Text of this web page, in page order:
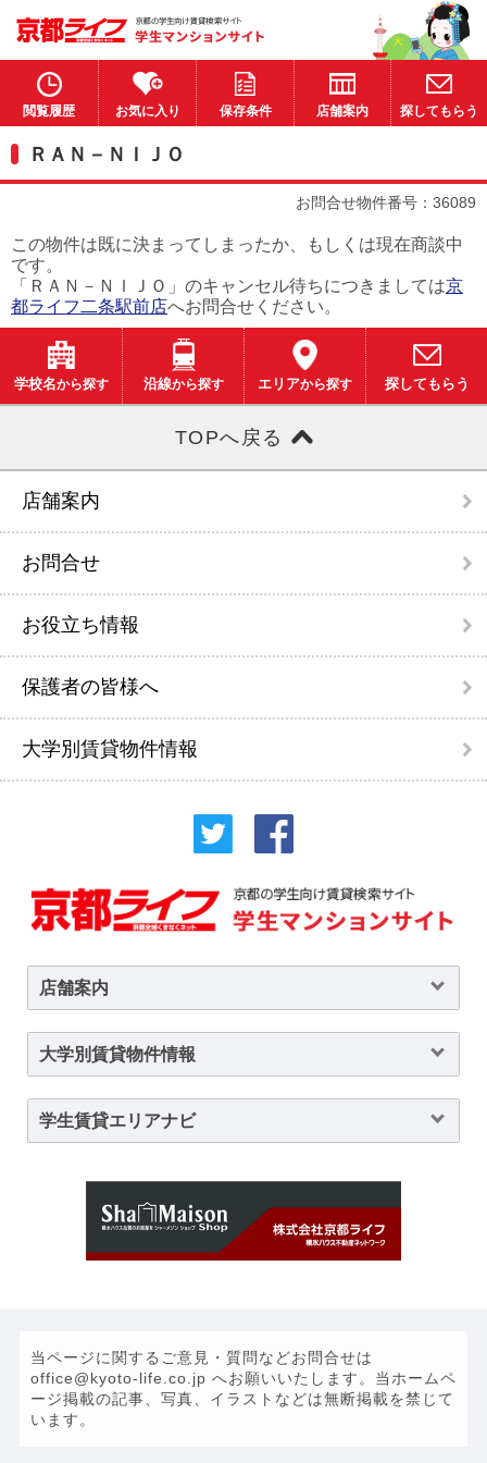
閲覧履歴 お気に入り 保存条件 店舗案内 探してもらう
ＲＡＮ－ＮＩＪＯ
お問合せ物件番号：36089
この物件は既に決まってしまったか、もしくは現在商談中
です。
「ＲＡＮ－ＮＩＪＯ」のキャンセル待ちにつきましては京
都ライフ二条駅前店へお問合せください。
学校名から探す 沿線から探す エリアから探す 探してもらう
TOPへ戻る
店舗案内
お問合せ
お役立ち情報
保護者の皆様へ
大学別賃貸物件情報
店舗案内
大学別賃貸物件情報
学生賃貸エリアナビ
当ページに関するご意見・質問などお問合せは
office@kyoto-life.co.jp へお願いいたします。当ホームペ
ージ掲載の記事、写真、イラストなどは無断掲載を禁じて
います。